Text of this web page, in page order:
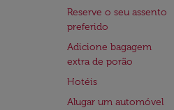
Reserve o seu assento
preferido
Adicione bagagem
extra de porão
Hotéis
Alugar um automóvel